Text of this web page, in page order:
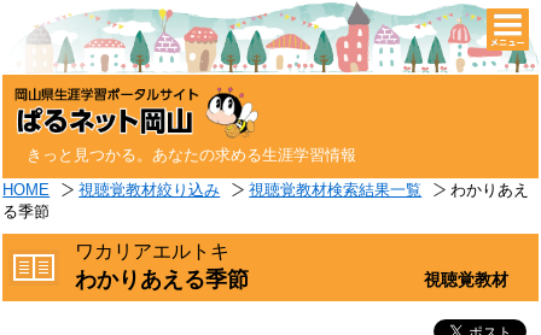
きっと見つかる。あなたの求める生涯学習情報
HOME 視聴覚教材絞り込み 視聴覚教材検索結果一覧
わかりあえ
る季節
ワカリアエルトキ
わかりあえる季節 視聴覚教材